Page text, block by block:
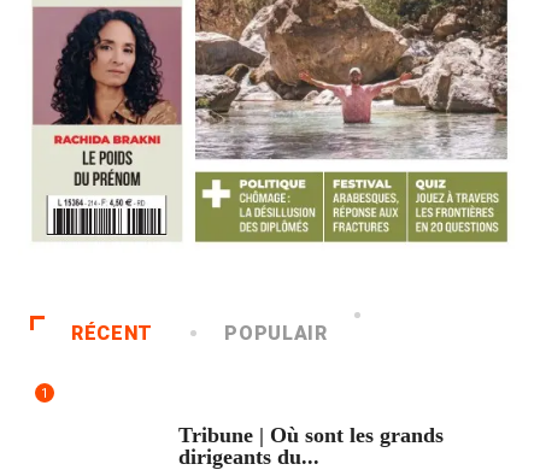
RÉCENT POPULAIR
1
Tribune | Où sont les grands
dirigeants du...